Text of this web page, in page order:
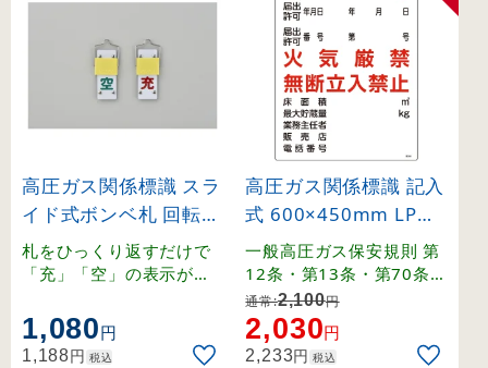
高圧ガス関係標識 スラ
イド式ボンベ札 回転タ
イプ 90×35mm (4201
4)
札をひっくり返すだけで
「充」「空」の表示が切
1,080円
1,188円 税込
高圧ガス関係標識 記入
式 600×450mm LPガ
ス貯蔵施設 燃 火気厳
禁 無断立入禁止 (3930
6)
一般高圧ガス保安規則 第
12条・第13条・第70条・
関係例示基準1-4-1,2、そ
の他。
通常:2,100円
2,030円
2,233円 税込